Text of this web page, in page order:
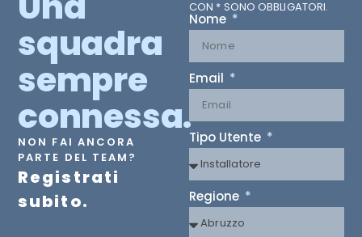
squadra
sempre
connessa.
NON FAI ANCORA
PARTE DEL TEAM?
Registrati
subito.
CON * SONO OBBLIGATORI.
Nome
Email
Tipo Utente
Regione